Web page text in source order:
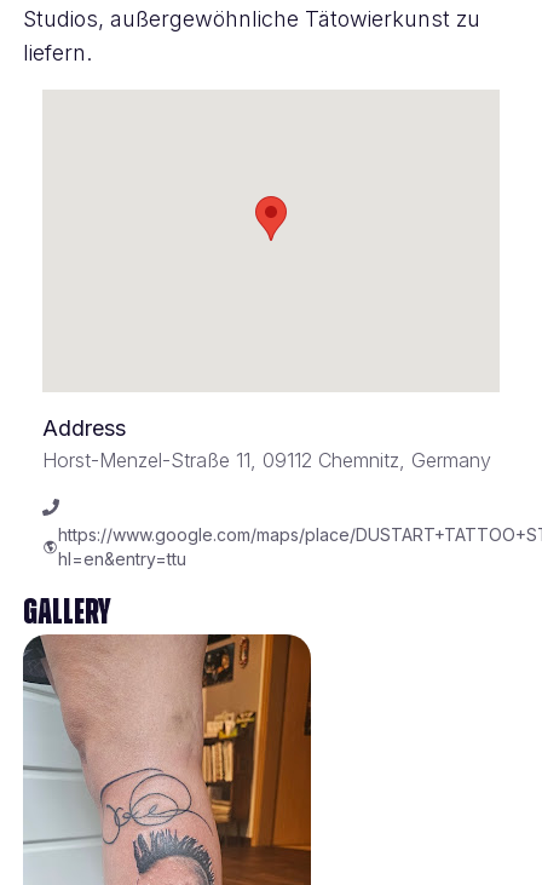
Studios, außergewöhnliche Tätowierkunst zu
liefern.
Address
Horst-Menzel-Straße 11, 09112 Chemnitz, Germany
https://www.google.com/maps/place/
hl=en&entry=ttu
Gallery